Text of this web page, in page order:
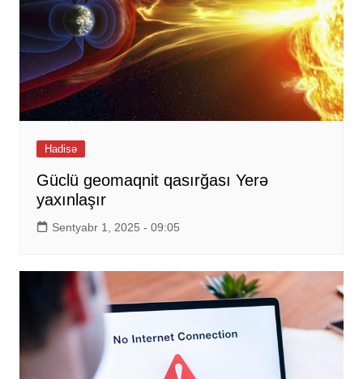
Hadisə
Güclü geomaqnit qasırğası Yerə
yaxınlaşır
Sentyabr 1, 2025 - 09:05